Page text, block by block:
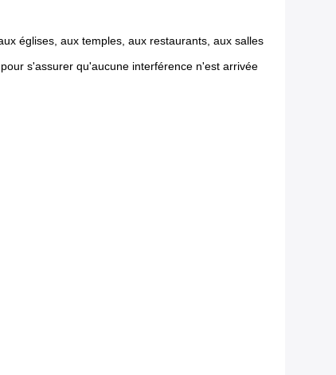
églises, aux temples, aux restaurants, aux salles
s'assurer qu'aucune interférence n'est arrivée